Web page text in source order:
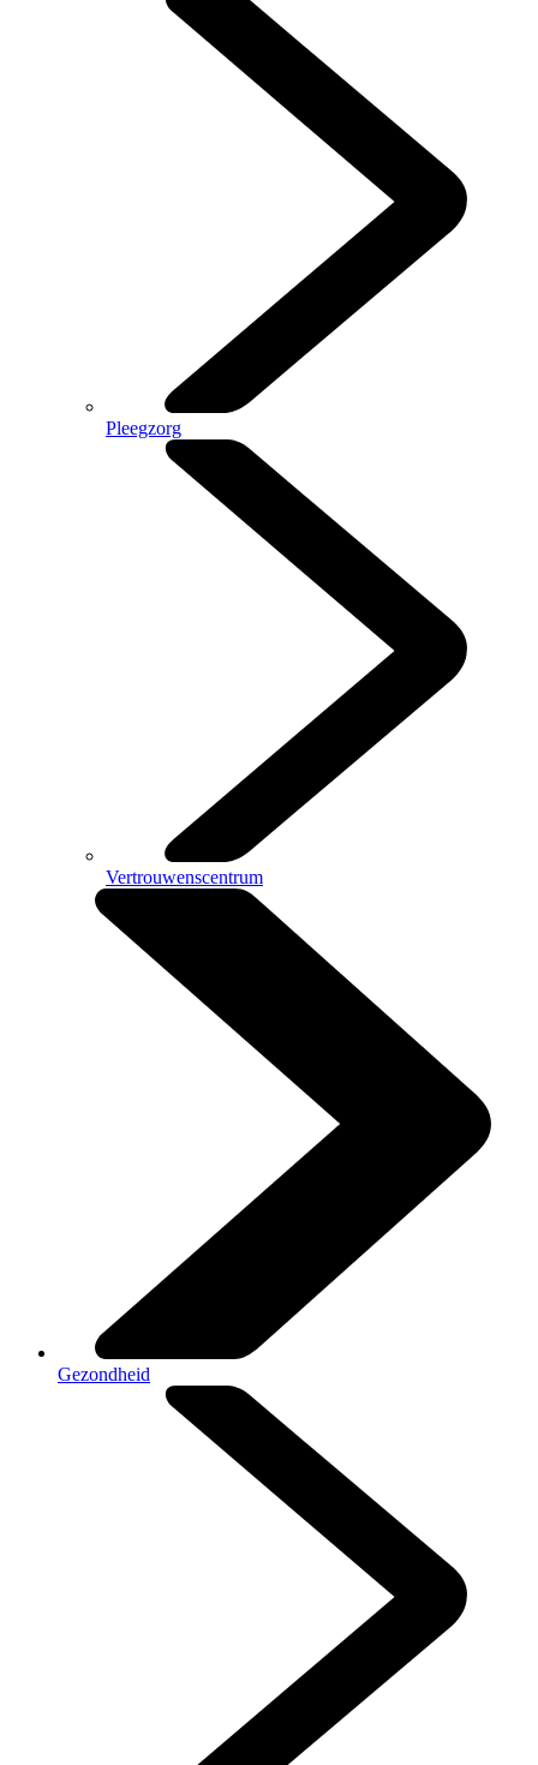
Pleegzorg
Vertrouwenscentrum
Gezondheid